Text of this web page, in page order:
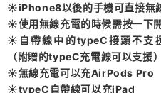
☀️iPhone8以後的手機可直接無
☀️使用無線充電的時候需按一下
☀️自帶線中的typeC接頭不支
（附贈的typeC充電線可以支援）
☀️無線充電可以充AirPods Pro
☀️typeC自帶線可以充iPad